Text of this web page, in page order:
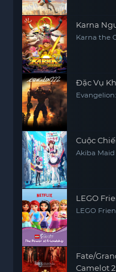
Karna
Karna the
Đặc Vụ
Cuộc
Akiba Maid
LEGO
LEGO
Fate/
Camelot